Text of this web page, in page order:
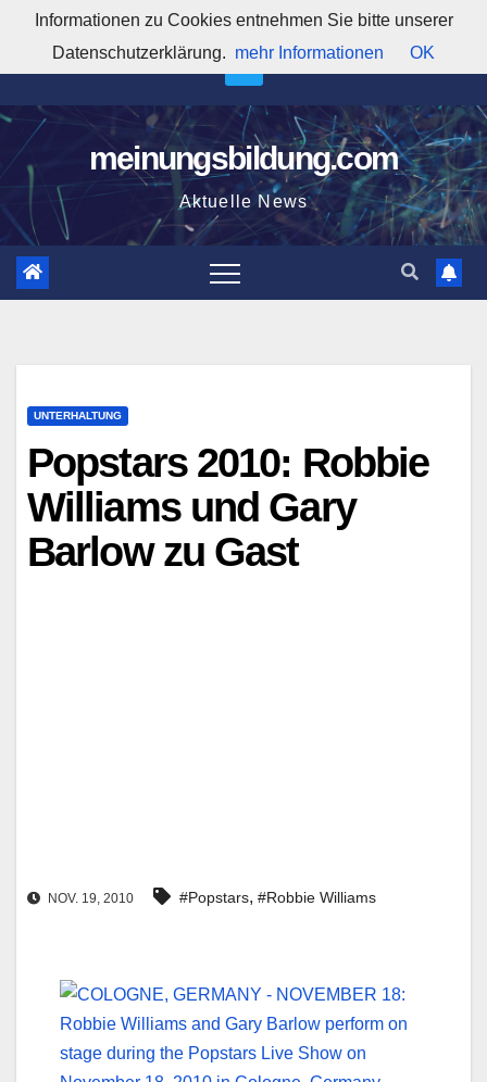
springen
7:19:52 PM
meinungsbildung.com
Aktuelle News
UNTERHALTUNG
Popstars 2010: Robbie
Williams und Gary
Barlow zu Gast
NOV. 19, 2010 #Popstars, #Robbie Williams
Informationen zu Cookies entnehmen Sie bitte unserer
Datenschutzerklärung. mehr Informationen OK